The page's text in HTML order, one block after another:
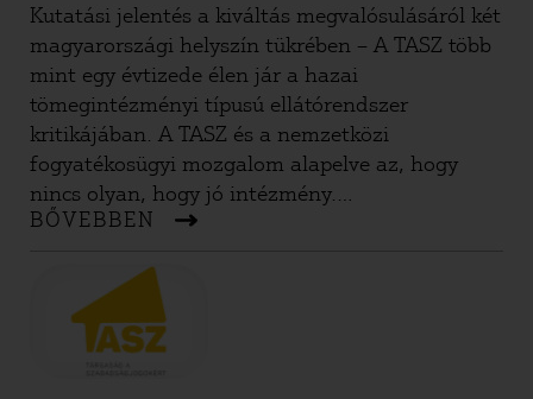
Kutatási jelentés a kiváltás megvalósulásáról két
magyarországi helyszín tükrében – A TASZ több
mint egy évtizede élen jár a hazai
tömegintézményi típusú ellátórendszer
kritikájában. A TASZ és a nemzetközi
fogyatékosügyi mozgalom alapelve az, hogy
nincs olyan, hogy jó intézmény.
Tömegintézményben élni senkinek nem jó,
méltóság és autonómia lehetősége, káros
hatással van a benne élőkre.
BŐVEBBEN